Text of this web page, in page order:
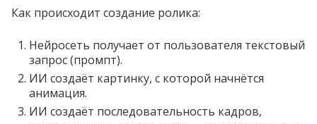
Как происходит создание ролика:
Нейросеть получает от пользователя текстовый
запрос (промпт).
ИИ создаёт картинку, с которой начнётся
анимация.
ИИ создаёт последовательность кадров,